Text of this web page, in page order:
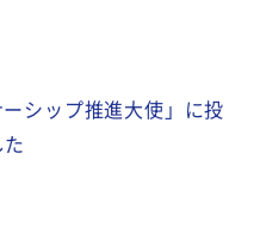
シップ推進大使」に投